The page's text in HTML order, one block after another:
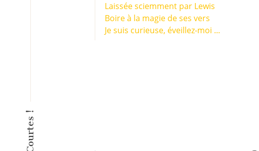
Laissée sciemment par Lewis
Boire à la magie de ses vers
Je suis curieuse, éveillez-moi ...